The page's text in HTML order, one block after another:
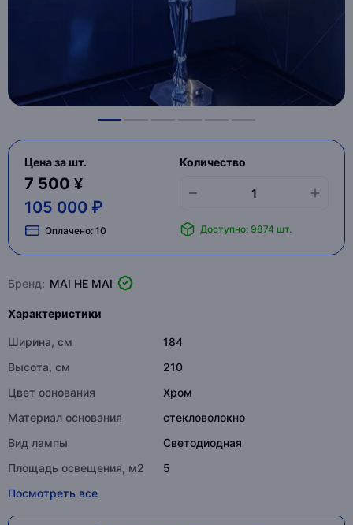
Цена за шт.
7 500 ¥
105 000 ₽
Оплачено: 10
Количество
Доступно: 9874 шт.
Бренд: MAI HE MAI
Характеристики
Ширина, см
184
Высота, см
210
Цвет основания
Хром
Материал основания
стекловолокно
Вид лампы
Светодиодная
Площадь освещения, м2
5
Посмотреть все